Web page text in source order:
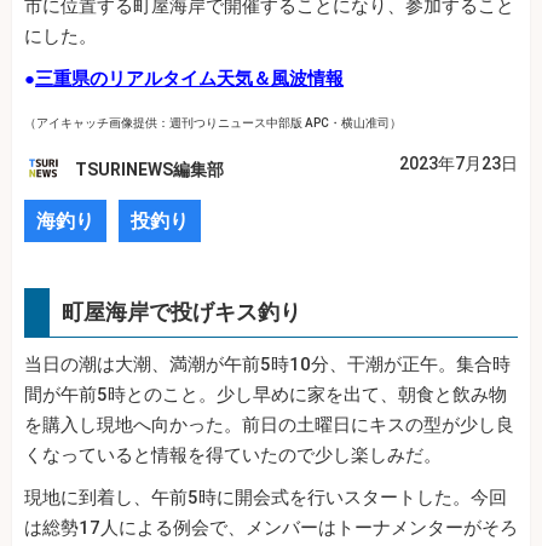
市に位置する町屋海岸で開催することになり、参加すること
にした。
●三重県のリアルタイム天気＆風波情報
（アイキャッチ画像提供：週刊つりニュース中部版 APC・横山准司）
TSURINEWS編集部 2023年7月23日
海釣り 投釣り
町屋海岸で投げキス釣り
当日の潮は大潮、満潮が午前5時10分、干潮が正午。集合時
間が午前5時とのこと。少し早めに家を出て、朝食と飲み物
を購入し現地へ向かった。前日の土曜日にキスの型が少し良
くなっていると情報を得ていたので少し楽しみだ。
現地に到着し、午前5時に開会式を行いスタートした。今回
は総勢17人による例会で、メンバーはトーナメンターがそろ